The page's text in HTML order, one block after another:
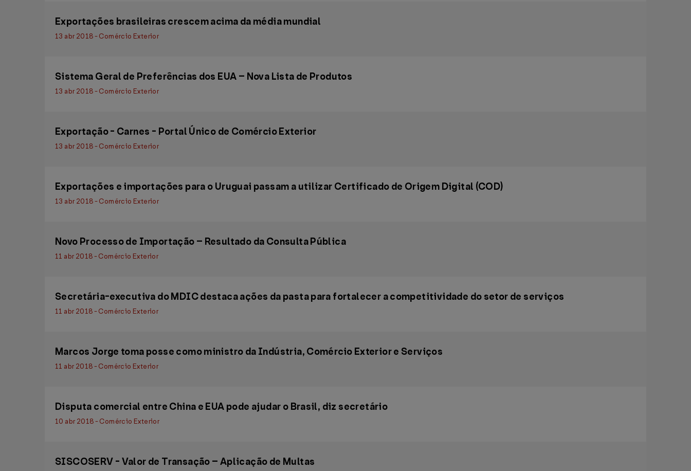
Exportações brasileiras crescem acima da média mundial
13 abr 2018 - Comércio Exterior
Sistema Geral de Preferências dos EUA – Nova Lista de Produtos
13 abr 2018 - Comércio Exterior
Exportação - Carnes - Portal Único de Comércio Exterior
13 abr 2018 - Comércio Exterior
Exportações e importações para o Uruguai passam a utilizar Certificado de Origem Digital (COD)
13 abr 2018 - Comércio Exterior
Novo Processo de Importação – Resultado da Consulta Pública
11 abr 2018 - Comércio Exterior
Secretária-executiva do MDIC destaca ações da pasta para fortalecer a competitividade do setor de serviços
11 abr 2018 - Comércio Exterior
Marcos Jorge toma posse como ministro da Indústria, Comércio Exterior e Serviços
11 abr 2018 - Comércio Exterior
Disputa comercial entre China e EUA pode ajudar o Brasil, diz secretário
10 abr 2018 - Comércio Exterior
SISCOSERV - Valor de Transação – Aplicação de Multas